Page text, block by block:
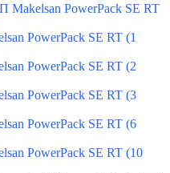
Makelsan PowerPack SE RT
PowerPack SE RT (1
PowerPack SE RT (2
PowerPack SE RT (3
PowerPack SE RT (6
PowerPack SE RT (10